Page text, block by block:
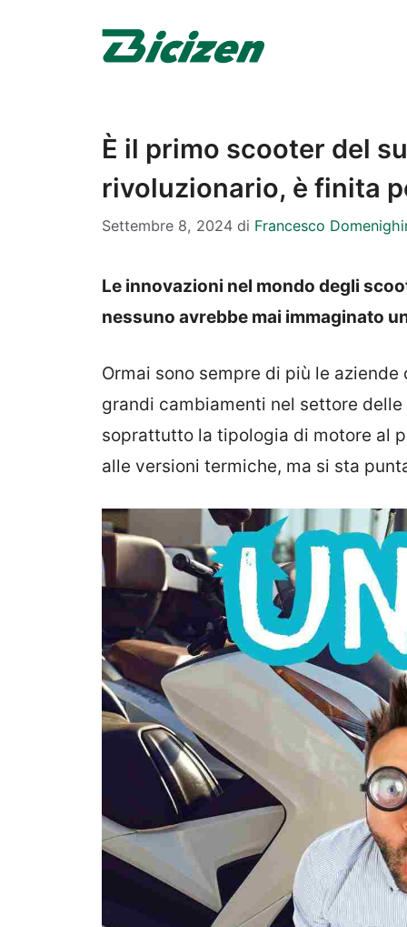
È il primo scooter del
rivoluzionario, è finita
Settembre 8, 2024 di Francesco
Le innovazioni nel mondo degli
nessuno avrebbe mai immaginato
Ormai sono sempre di più le
grandi cambiamenti nel settore
soprattutto la tipologia di motore al
alle versioni termiche, ma si sta